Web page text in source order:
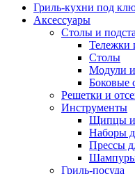
Гриль-кухни под
Аксессуары
Столы и
Тележки
Столы
Модули
Боковые
Решетки и
Инструменты
Щипцы и
Наборы
Прессы
Гриль-посуда